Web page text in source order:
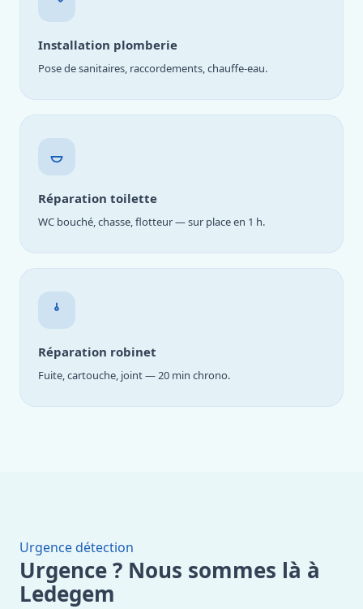
Installation plomberie
Pose de sanitaires, raccordements, chauffe-eau.
Réparation toilette
WC bouché, chasse, flotteur — sur place en 1 h.
Réparation robinet
Fuite, cartouche, joint — 20 min chrono.
Urgence détection
Urgence ? Nous sommes là à
Ledegem